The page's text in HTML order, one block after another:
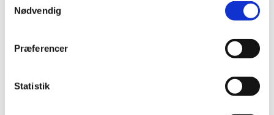
Nødvendig
Præferencer
Statistik